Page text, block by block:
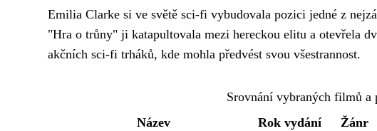
Emilia Clarke si ve světě sci-fi vybudovala pozici jedné z
"Hra o trůny" ji katapultovala mezi hereckou elitu a otevřela
akčních sci-fi trháků, kde mohla předvést svou všestrannost.
Srovnání vybraných filmů
Název
Rok vydání Žánr